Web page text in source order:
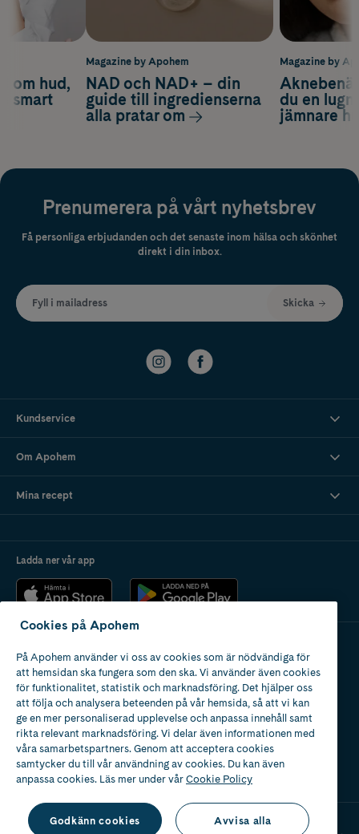
Magazine by
du en
jämnare
om hud,
smart
Magazine by Apohem
NAD och NAD+ – din
guide till ingredienserna
alla pratar om
Prenumerera på vårt nyhetsbrev
Få personliga erbjudanden och det senaste inom hälsa och skönhet
direkt i din inbox.
Fyll i mailadress Skicka
Kundservice
Om Apohem
Mina recept
Ladda ner vår app
Apotek med tillstånd
av Läkemedelsverket
Cookies på Apohem
På Apohem använder vi oss av cookies som är nödvändiga för
att hemsidan ska fungera som den ska. Vi använder även cookies
för funktionalitet, statistik och marknadsföring. Det hjälper oss
att följa och analysera beteenden på vår hemsida, så att vi kan
ge en mer personaliserad upplevelse och anpassa innehåll samt
rikta relevant marknadsföring. Vi delar även informationen med
våra samarbetspartners. Genom att acceptera cookies
samtycker du till vår användning av cookies. Du kan även
anpassa cookies. Läs mer under vårCookie Policy
Godkänn cookies Avvisa alla